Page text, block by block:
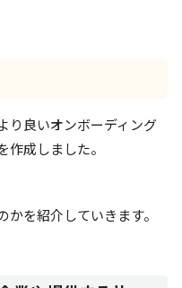
り良いオンボーディング
成しました。
を紹介していきます。